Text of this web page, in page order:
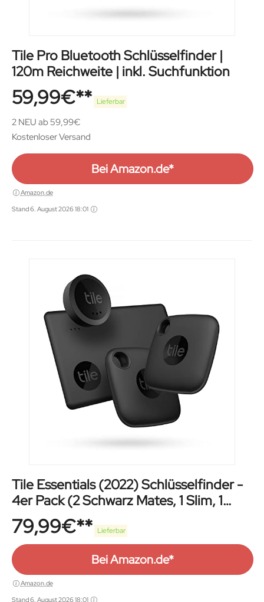
Tile Pro Bluetooth Schlüsselfinder |
120m Reichweite | inkl. Suchfunktion
59,99€ Lieferbar
2 NEU ab 59,99€
Kostenloser Versand
Bei Amazon.de*
Amazon.de
Stand 6. August 2026 18:01
Tile Essentials (2022) Schlüsselfinder -
4er Pack (2 Schwarz Mates, 1 Slim, 1
Sticker) inkl. Community Suchfunktion,
iOS und Android App, kompatibel mit
Alexa und Google Home, RE-47004
79,99€ Lieferbar
Bei Amazon.de*
Amazon.de
Stand 6. August 2026 18:01